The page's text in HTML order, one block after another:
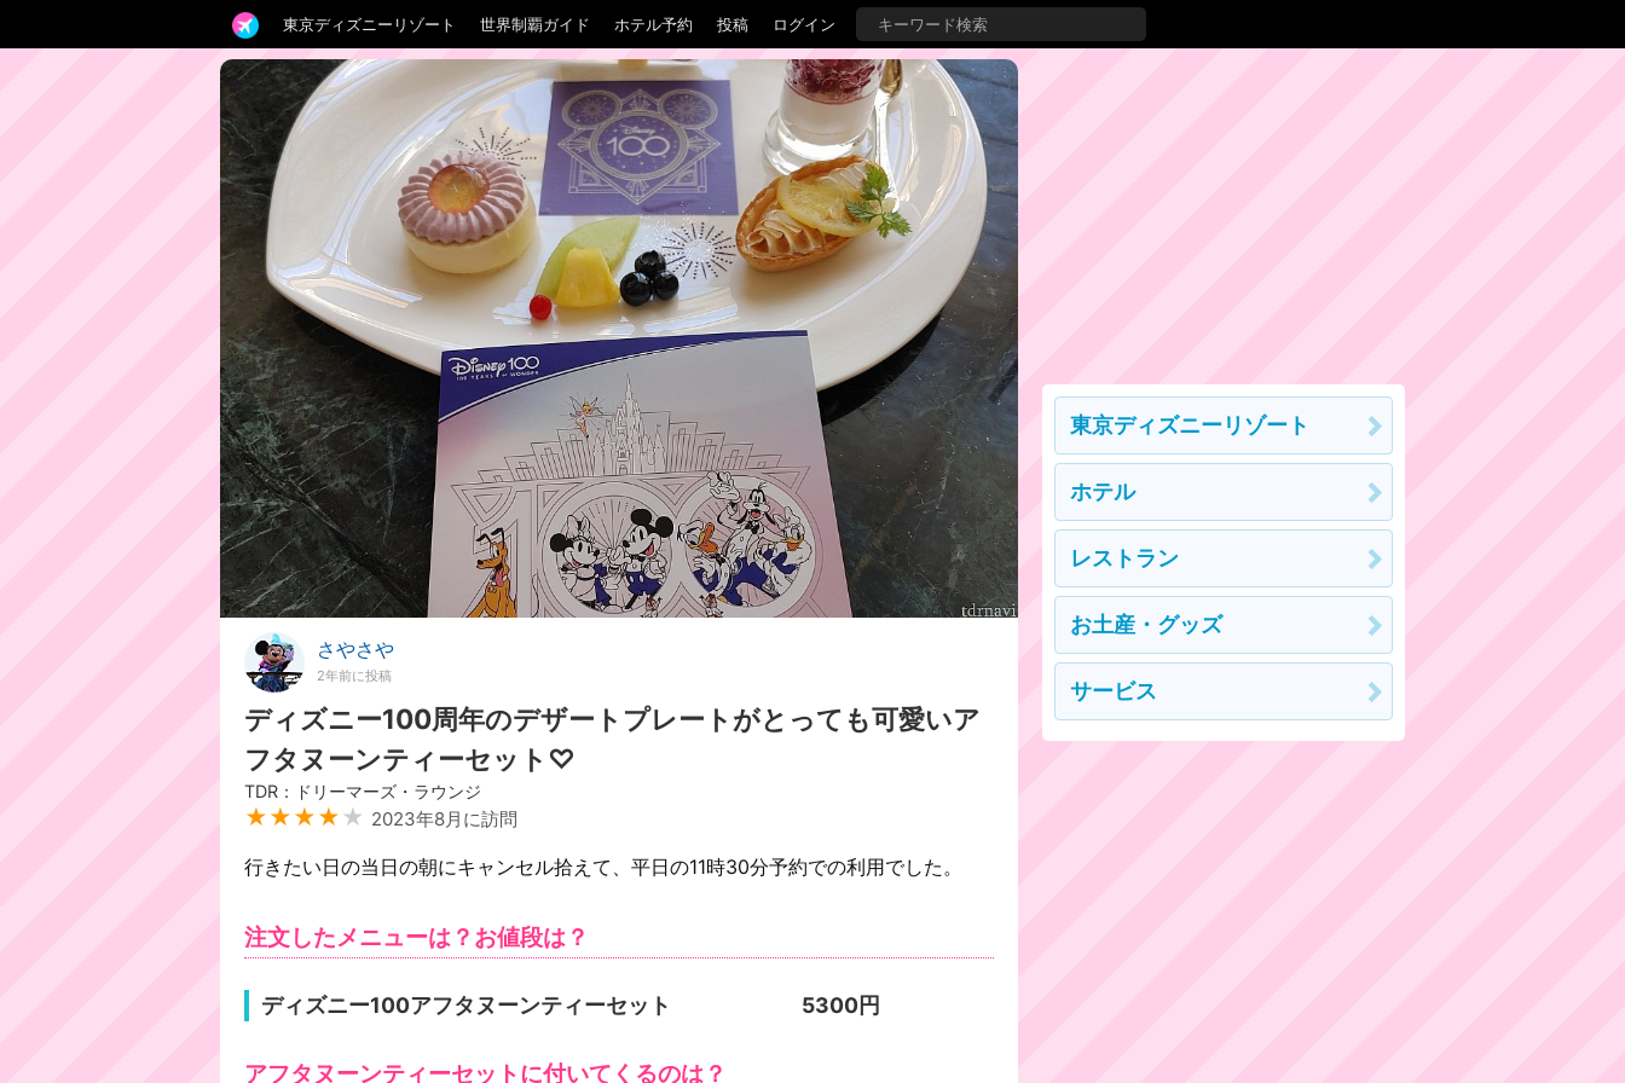
東京ディズニーリゾート 世界制覇ガイド ホテル予約 投稿 ログイン
さやさや
2年前に投稿
ディズニー100周年のデザートプレートがとっても可愛いア
フタヌーンティーセット♡
TDR：ドリーマーズ・ラウンジ
★★★★ ★ 2023年8月に訪問
行きたい日の当日の朝にキャンセル拾えて、平日の11時30分予約での利用でした。
注文したメニューは？お値段は？
ディズニー100アフタヌーンティーセット 5300円
アフタヌーンティーセットに付いてくるのは？
東京ディズニーリゾート
ホテル
レストラン
お土産・グッズ
サービス